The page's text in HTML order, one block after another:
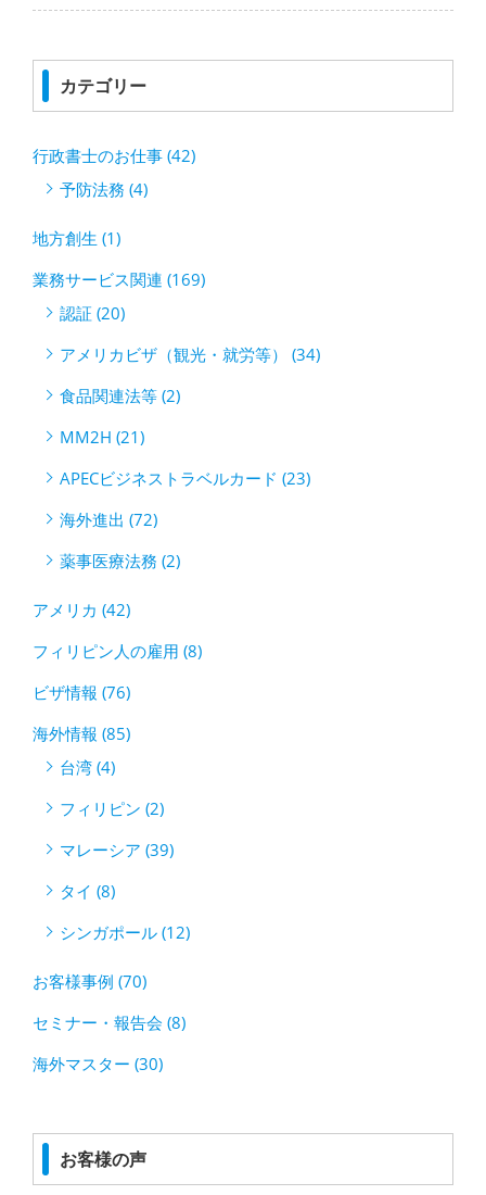
カテゴリー
行政書士のお仕事 (42)
予防法務 (4)
地方創生 (1)
業務サービス関連 (169)
認証 (20)
アメリカビザ（観光・就労等） (34)
食品関連法等 (2)
MM2H (21)
APECビジネストラベルカード (23)
海外進出 (72)
薬事医療法務 (2)
アメリカ (42)
フィリピン人の雇用 (8)
ビザ情報 (76)
海外情報 (85)
台湾 (4)
フィリピン (2)
マレーシア (39)
タイ (8)
シンガポール (12)
お客様事例 (70)
セミナー・報告会 (8)
海外マスター (30)
お客様の声